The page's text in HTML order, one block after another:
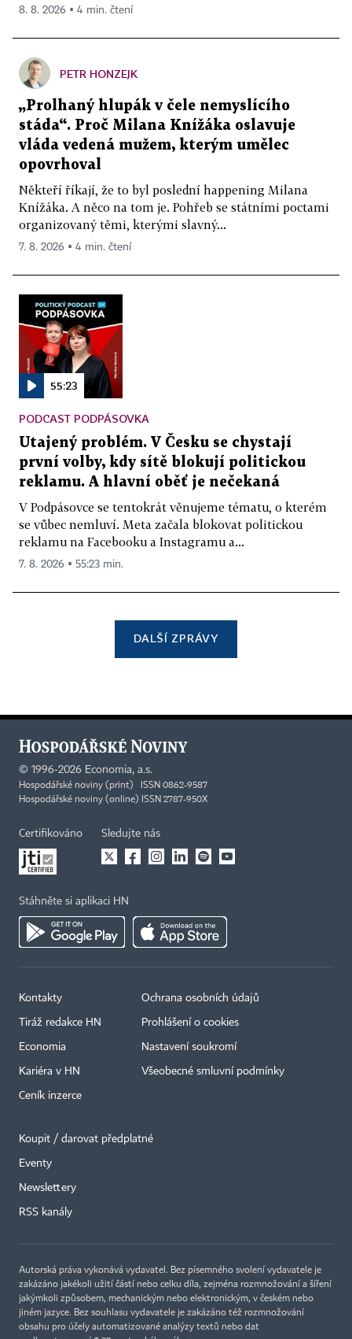
8. 8. 2026 ▪ 4 min. čtení
PETR HONZEJK
„Prolhaný hlupák v čele nemyslícího
stáda“. Proč Milana Knížáka oslavuje
vláda vedená mužem, kterým umělec
opovrhoval
Někteří říkají, že to byl poslední happening Milana
Knížáka. A něco na tom je. Pohřeb se státními poctami
organizovaný těmi, kterými slavný...
7. 8. 2026 ▪ 4 min. čtení
55:23
PODCAST PODPÁSOVKA
Utajený problém. V Česku se chystají
první volby, kdy sítě blokují politickou
reklamu. A hlavní oběť je nečekaná
V Podpásovce se tentokrát věnujeme tématu, o kterém
se vůbec nemluví. Meta začala blokovat politickou
reklamu na Facebooku a Instagramu a...
7. 8. 2026 ▪ 55:23 min.
DALŠÍ ZPRÁVY
© 1996-2026 Economia, a.s.
Hospodářské noviny (print) ISSN 0862-9587
Hospodářské noviny (online) ISSN 2787-950X
Certifikováno Sledujte nás
Stáhněte si aplikaci HN
Kontakty
Tiráž redakce HN
Economia
Kariéra v HN
Ceník inzerce
Ochrana osobních údajů
Prohlášení o cookies
Nastavení soukromí
Všeobecné smluvní podmínky
Koupit / darovat předplatné
Eventy
Newslettery
RSS kanály
Autorská práva vykonává vydavatel. Bez písemného svolení vydavatele je
zakázáno jakékoli užití částí nebo celku díla, zejména rozmnožování a šíření
jakýmkoli způsobem, mechanickým nebo elektronickým, v českém nebo
jiném jazyce. Bez souhlasu vydavatele je zakázáno též rozmnožování
obsahu pro účely automatizované analýzy textů nebo dat